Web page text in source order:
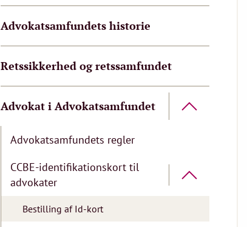
Advokatsamfundets historie
Retssikkerhed og retssamfundet
Advokat i Advokatsamfundet
Advokatsamfundets regler
CCBE-identifikationskort til
advokater
Bestilling af Id-kort